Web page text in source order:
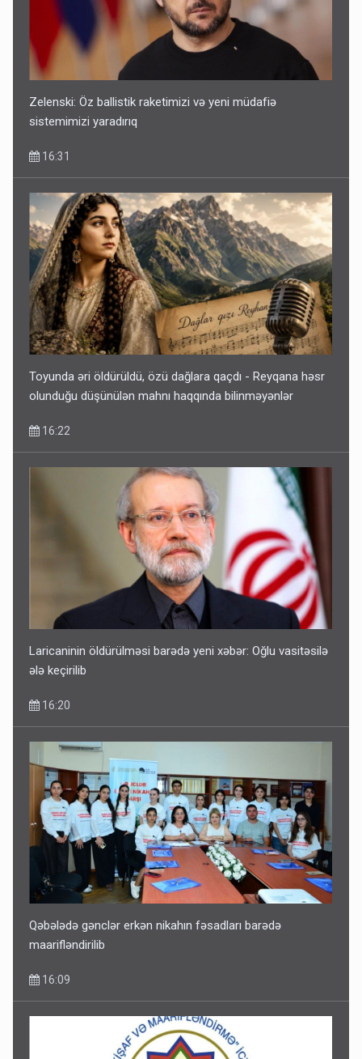
Zelenski: Öz ballistik raketimizi və yeni müdafiə
sistemimizi yaradırıq
16:31
Toyunda əri öldürüldü, özü dağlara qaçdı - Reyqana həsr
olunduğu düşünülən mahnı haqqında bilinməyənlər
16:22
Laricaninin öldürülməsi barədə yeni xəbər: Oğlu vasitəsilə
ələ keçirilib
16:20
Qəbələdə gənclər erkən nikahın fəsadları barədə
maarifləndirilib
16:09